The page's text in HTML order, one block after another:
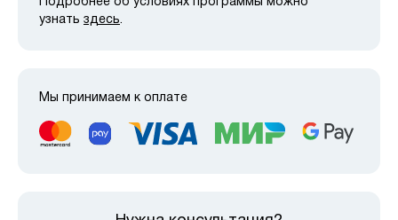
Подробнее об условиях программы можно
узнать здесь.
Мы принимаем к оплате